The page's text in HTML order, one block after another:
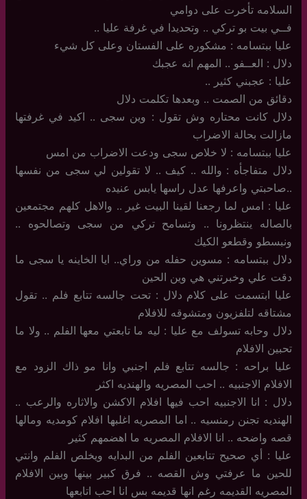
السلامه تأخرت على دوامي
فــي بيت بو تركي .. وتحديدا في غرفة عليا ..
عليا ببتسامه : مشكوره على الفستان وعلى كل شيء
دلال : العــفو .. المهم انه عجبك
عليا : عجبني كثير ..
دقائق من الصمت .. وبعدها تكلمت دلال
دلال كانت محتاره وش تقول : وين سجى .. اكيد في غرفتها
مازالت بحالة الاضراب
عليا ببتسامه : لا خلاص سجى ودعت الاضراب من امس
دلال متفاجأه : والله .. كيف .. لا تقولين لي سجى من نفسها
..صاحبتي واعرفها عدل راسها يابس عنيده
عليا : امس لما رجعنا لقينا البيت غير .. والاهل كلهم مجتمعين
بالصاله ينتظرونا .. وتسامح تركي من سجى وتصالحوه ..
ونبسطو وقطعو الكيك
دلال ببتسامه : مسوين حفله من وراي.. ايا الخاينه يا سجى ما
دقت علي وخبرتني هي وين الحين
عليا ابتسمت على كلام دلال : تحت جالسه تتابع فلم .. تقول
مشتاقه لتلفزيون ومتشوقه للافلام
دلال وحابه تسولف مع عليا : ليه ما تابعتي معها الفلم .. ولا ما
تحبين الافلام
عليا براحه : جالسه تتابع فلم اجنبي وانا مو ذاك الزود مع
الافلام الاجنبيه .. احب المصريه والهنديه اكثر
دلال : انا الاجنبيه احب فيها افلام الاكشن والاثاره والرعب ..
الهنديه تجنن رمنسيه .. اما المصريه اغلبها افلام كومديه ومالها
قصه واضحه .. انا الافلام المصريه ما اهضمهم كثير
عليا : أي صحيح تتابعين الفلم من البدايه ويخلص الفلم وانتي
للحين ما عرفتي وش القصه .. فرق كبير بينها وبين الافلام
المصريه القديمه رغم انها قديمه بس انا احب اتابعها